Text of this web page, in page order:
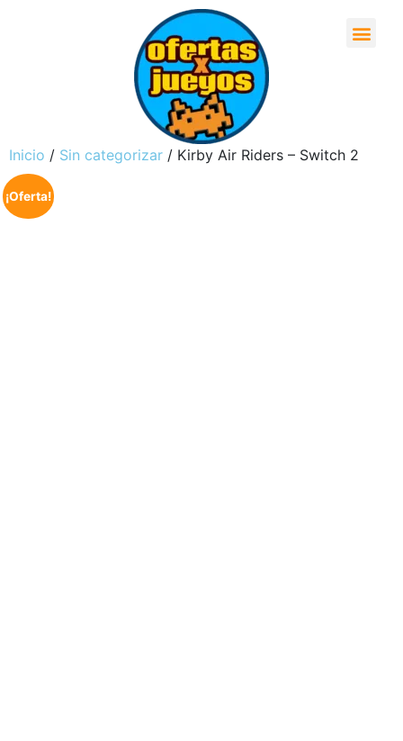
Inicio / Sin categorizar / Kirby Air Riders – Switch 2
¡Oferta!